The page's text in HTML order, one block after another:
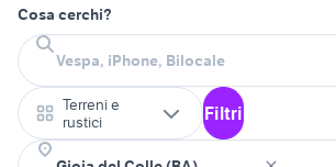
Cosa cerchi?
Terreni e
rustici
Filtri